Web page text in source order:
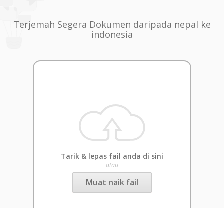
Terjemah Segera Dokumen daripada nepal ke
indonesia
Tarik & lepas fail anda di sini
atau
Muat naik fail